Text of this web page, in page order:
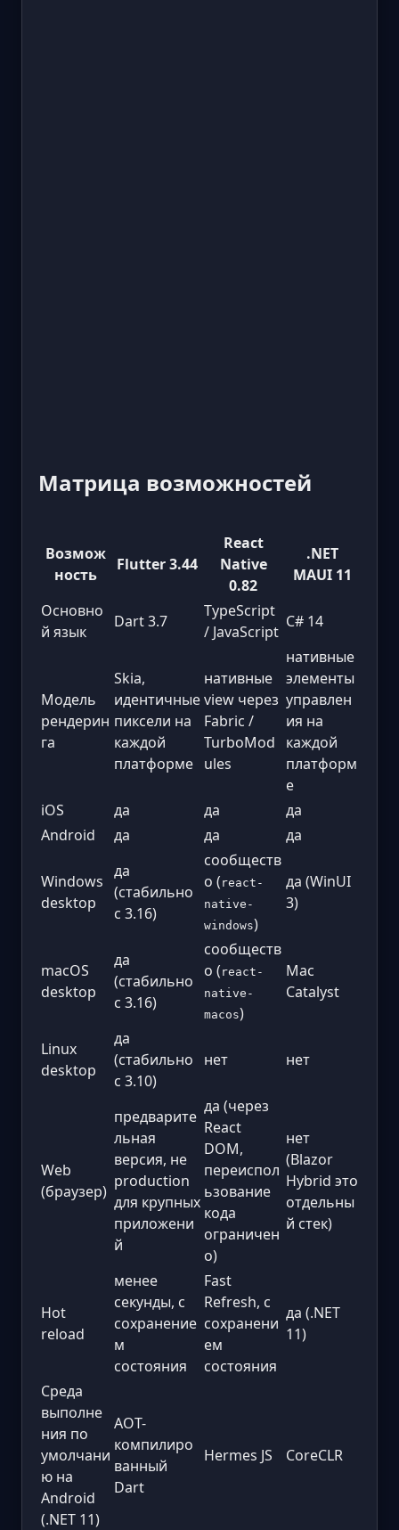
Матрица возможностей
Возмож
ность
Flutter 3.44
React
Native
0.82
.NET
MAUI 11
Основно
й язык
Dart 3.7
TypeScript
/ JavaScript
C# 14
Модель
рендерин
га
Skia,
идентичные
пиксели на
каждой
платформе
нативные
view через
Fabric /
TurboMod
ules
нативные
элементы
управлен
ия на
каждой
платформ
е
iOS
да да
да
Android
да да да
Windows
desktop
да
(стабильно
с 3.16)
сообществ
о ( react-
native-
windows)
да (WinUI
3)
macOS
desktop
да
(стабильно
с 3.16)
сообществ
о ( react-
native-
macos)
Mac
Catalyst
Linux
desktop
да
(стабильно
с 3.10)
нет нет
Web
(браузер)
предварите
льная
версия, не
production
для крупных
приложени
й
да (через
React
DOM,
переиспол
ьзование
кода
ограничен
о)
нет
(Blazor
Hybrid это
отдельны
й стек)
Hot
reload
менее
секунды, с
сохранение
м
состояния
Fast
Refresh, с
сохранени
ем
состояния
да (.NET
11)
Среда
выполне
ния по
умолчани
ю на
Android
(.NET 11)
AOT-
компилиро
ванный
Dart
Hermes JS CoreCLR